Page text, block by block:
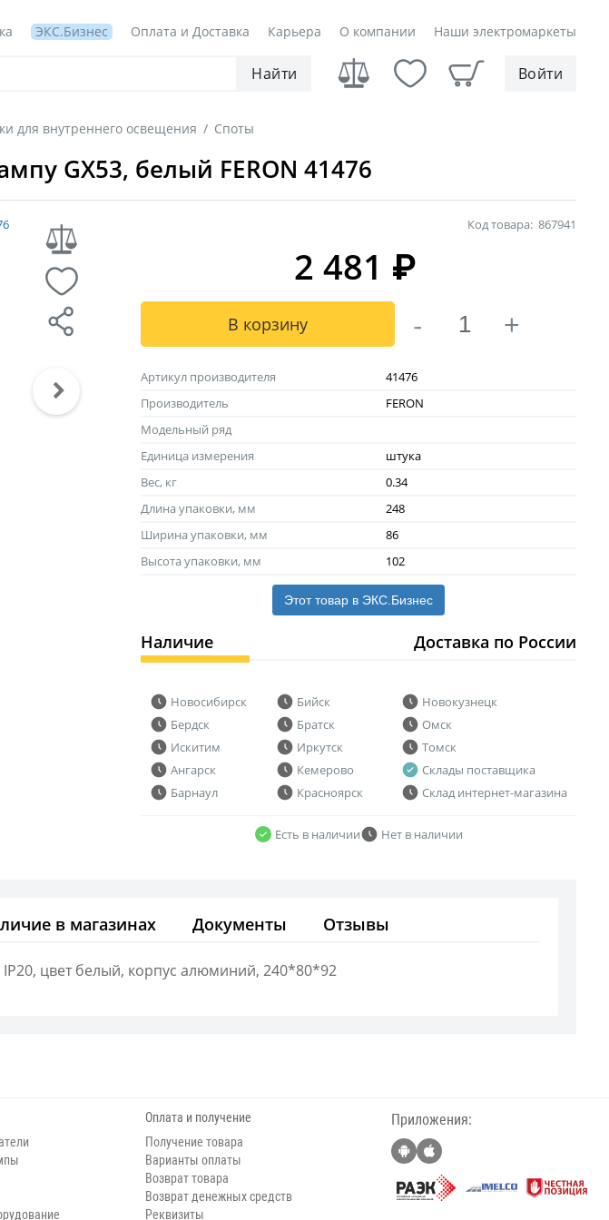
ЭКС.Бизнес Оплата и Доставка Карьера О компании Наши электромаркеты
Найти Войти
для внутреннего освещения / Споты
GX53, белый FERON 41476
Код товара: 867941
2 481 ₽
В корзину - +
Артикул производителя
41476
Производитель
FERON
Модельный ряд
Единица измерения
штука
Вес, кг
0.34
Длина упаковки, мм
248
Ширина упаковки, мм
86
Высота упаковки, мм
102
Этот товар в ЭКС.Бизнес
Наличие Доставка по России
Новосибирск
Бердск
Искитим
Ангарск
Барнаул
Бийск
Братск
Иркутск
Кемерово
Красноярск
Новокузнецк
Омск
Томск
Склады поставщика
Склад интернет-магазина
Есть в наличии
Нет в наличии
в магазинах Документы Отзывы
IP20, цвет белый, корпус алюминий, 240*80*92
Оплата и получение
Получение товара
Варианты оплаты
Возврат товара
Возврат денежных средств
Реквизиты
Приложения: